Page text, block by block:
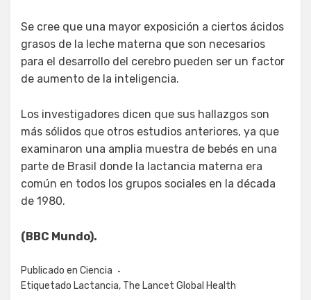
Se cree que una mayor exposición a ciertos ácidos
grasos de la leche materna que son necesarios
para el desarrollo del cerebro pueden ser un factor
de aumento de la inteligencia.
Los investigadores dicen que sus hallazgos son
más sólidos que otros estudios anteriores, ya que
examinaron una amplia muestra de bebés en una
parte de Brasil donde la lactancia materna era
común en todos los grupos sociales en la década
de 1980.
(BBC Mundo).
Publicado en Ciencia
Etiquetado Lactancia, The Lancet Global Health